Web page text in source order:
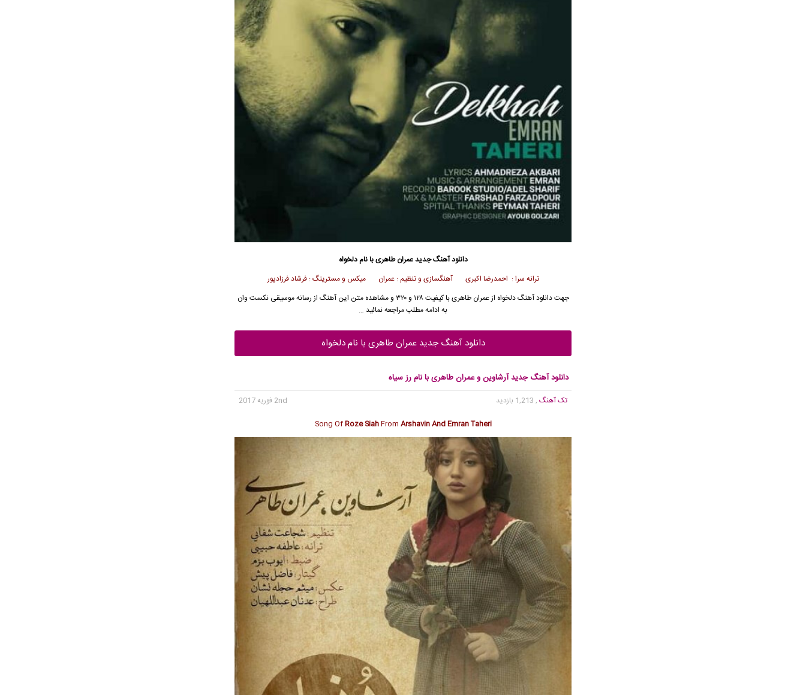
دانلود آهنگ جدیدعمران طاهریبا نام دلخواه
ترانه سرا : احمدرضا اکبری آهنگسازی و تنظیم : عمران میکس و مسترینگ : فرشاد فرزادپور
جهت دانلود آهنگ دلخواه ازعمران طاهری
با کیفیت ۱۲۸ و ۳۲۰ و مشاهده متن این آهنگ از رسانه موسیقی نکست وان
به ادامه مطلب مراجعه نمائید …
دانلود آهنگ جدید عمران طاهری با نام دلخواه
دانلود آهنگ جدید آرشاوین و عمران طاهری با نام رز سیاه
تک آهنگ, 1,213 بازدید
2nd فوریه 2017
Song OfRoze SiahFrom ArshavinAndEmran Taheri